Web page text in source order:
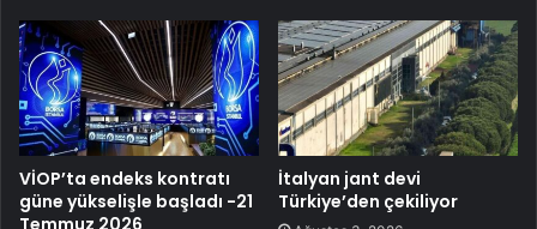
VİOP’ta endeks kontratı
güne yükselişle başladı -21
Temmuz 2026
İtalyan jant devi
Türkiye’den çekiliyor